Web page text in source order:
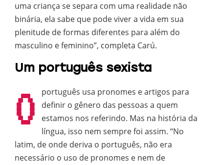
uma criança se separa com uma realidade não
binária, ela sabe que pode viver a vida em sua
plenitude de formas diferentes para além do
masculino e feminino”, completa Carú.
Um português sexista
O
português usa pronomes e artigos para
definir o gênero das pessoas a quem
estamos nos referindo. Mas na história da
língua, isso nem sempre foi assim. “No
latim, de onde deriva o português, não era
necessário o uso de pronomes e nem de